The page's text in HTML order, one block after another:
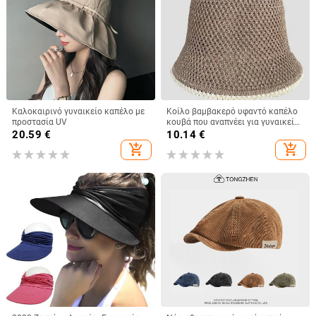
Καλοκαιρινό γυναικείο καπέλο με
προστασία UV
20.59 €
add_shopping_cart
Κοίλο βαμβακερό υφαντό καπέλο
κουβά που αναπνέει για γυναικεία
μόδα 2023 καλοκαιρινά
καλύμματα μικρής μαρκίζας για
κυρίες Πλεκτό καπέλο νιπτήρα
10.14€
add_shopping_cart